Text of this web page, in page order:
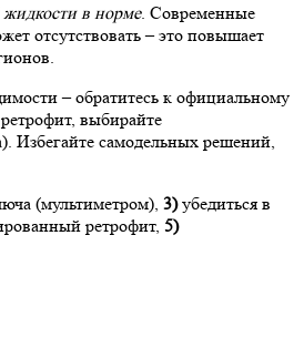
в норме. Современные
отсутствовать – это повышает
– обратитесь к официальному
выбирайте
Избегайте самодельных решений,
(мультиметром), 3)убедиться в
ретрофит, 5)